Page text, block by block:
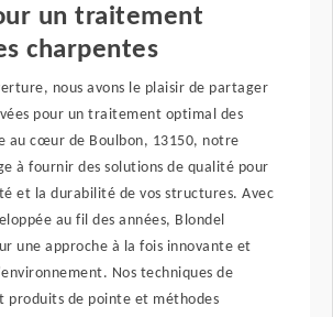
un traitement
charpentes
nous avons le plaisir de partager
pour un traitement optimal des
au cœur de Boulbon, 13150, notre
à fournir des solutions de qualité pour
et la durabilité de vos structures. Avec
au fil des années, Blondel
une approche à la fois innovante et
Nos techniques de
de pointe et méthodes